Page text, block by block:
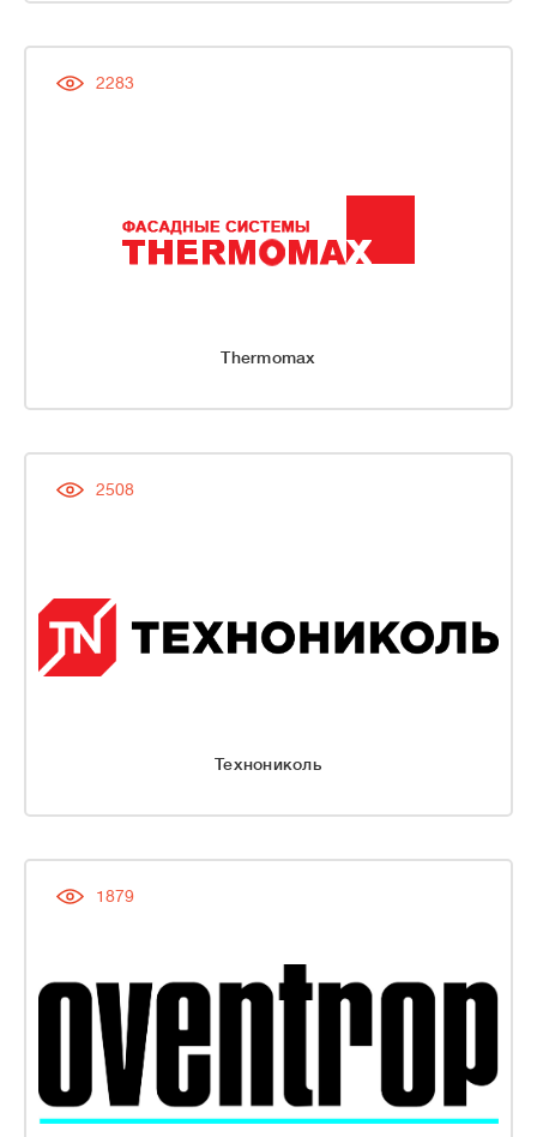
2283
Thermomax
2508
Технониколь
1879